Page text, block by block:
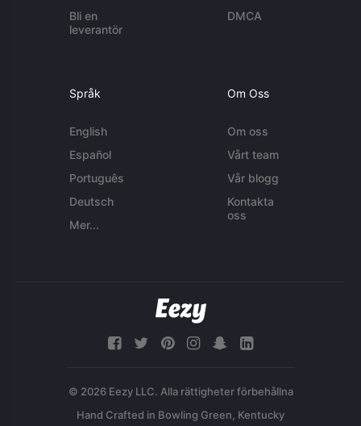
Bli en
leverantör
DMCA
Språk
English
Español
Português
Deutsch
Mer...
Om Oss
Om oss
Vårt team
Vår blogg
Kontakta
oss
© 2026 Eezy LLC. Alla rättigheter förbehållna